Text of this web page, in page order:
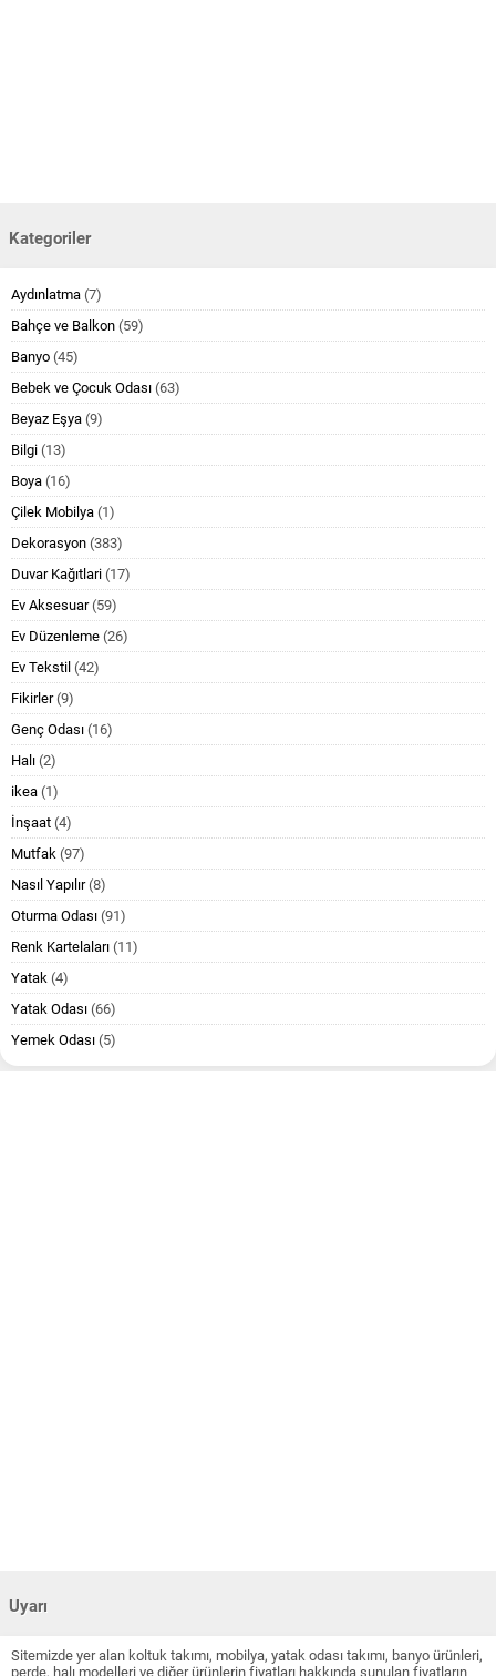
Kategoriler
Aydınlatma (7)
Bahçe ve Balkon (59)
Banyo (45)
Bebek ve Çocuk Odası (63)
Beyaz Eşya (9)
Bilgi (13)
Boya (16)
Çilek Mobilya (1)
Dekorasyon (383)
Duvar Kağıtlari (17)
Ev Aksesuar(59)
Ev Düzenleme (26)
Ev Tekstil (42)
Fikirler(9)
Genç Odası (16)
Halı (2)
ikea (1)
İnşaat (4)
Mutfak (97)
Nasıl Yapılır(8)
Oturma Odası (91)
Renk Kartelaları (11)
Yatak (4)
Yatak Odası (66)
Yemek Odası (5)
Uyarı
Sitemizde yer alan koltuk takımı, mobilya, yatak odası takımı, banyo ürünleri,
perde, halı modelleri ve diğer ürünlerin fiyatları hakkında sunulan fiyatların